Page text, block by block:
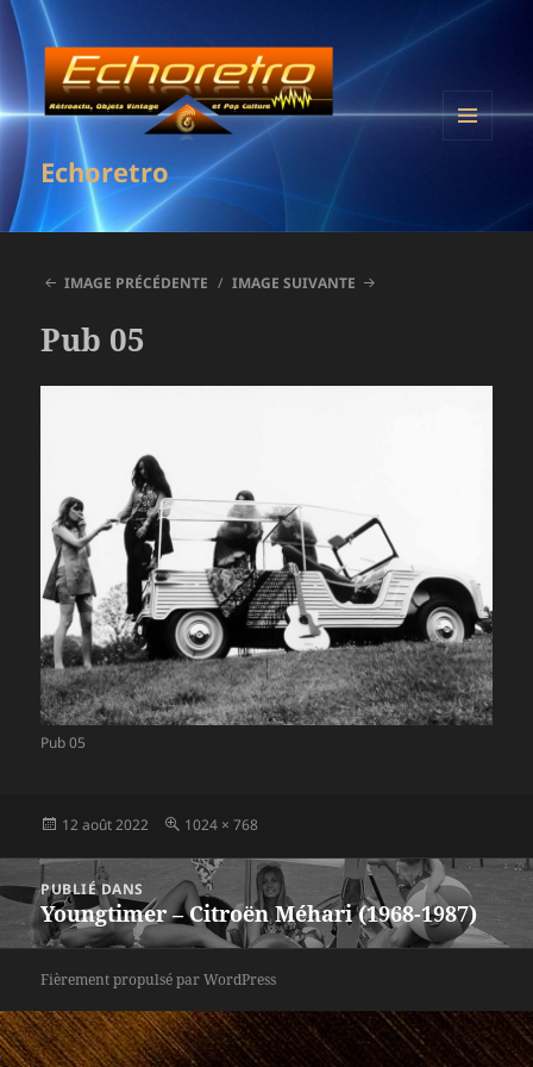
Echoretro
IMAGE PRÉCÉDENTE IMAGE SUIVANTE
Pub 05
Pub 05
Publié
12 août 2022
Taille
1024 × 768
Navigation
de
l’article
PUBLIÉ DANS
Youngtimer – Citroën Méhari (1968-1987)
Fièrement propulsé par WordPress